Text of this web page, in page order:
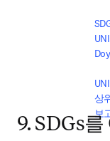
상
보
9. SDGs